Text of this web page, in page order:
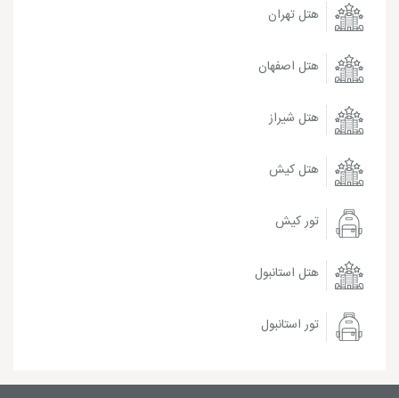
هتل تهران
هتل اصفهان
هتل شیراز
هتل کیش
تور کیش
هتل استانبول
تور استانبول